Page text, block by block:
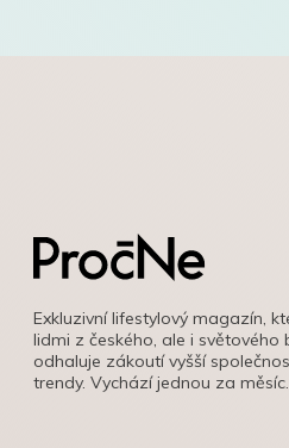
Exkluzivní lifestylový magazín,
lidmi z českého, ale i světového
odhaluje zákoutí vyšší
trendy. Vychází jednou za měsíc.